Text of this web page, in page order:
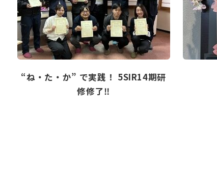
“ね・た・か” で実践！ 5SIR14期研
修修了‼